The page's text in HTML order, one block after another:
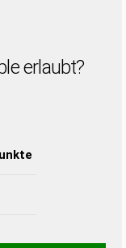
erlaubt?